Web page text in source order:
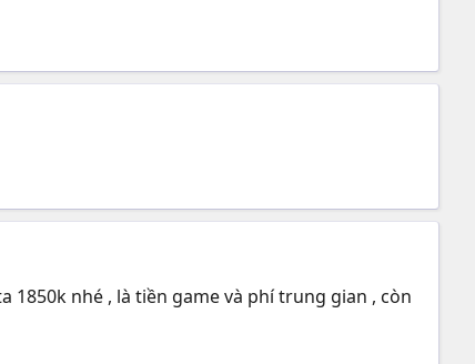
1850k nhé , là tiền game và phí trung gian , còn